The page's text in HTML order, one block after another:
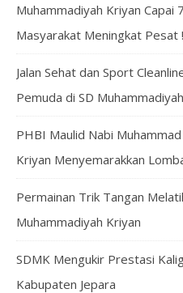
Muhammadiyah Kriyan Capai
Masyarakat Meningkat Pesat !
Jalan Sehat dan Sport
Pemuda di SD
PHBI Maulid Nabi
Kriyan Menyemarakkan
Permainan Trik Tangan
Muhammadiyah Kriyan
SDMK Mengukir Prestasi
Kabupaten Jepara